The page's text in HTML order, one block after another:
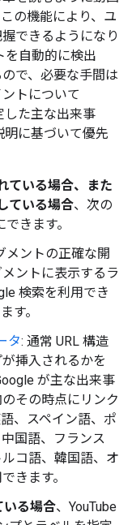
の機能により、ユ
できるようになり
を自動的に検出
で、必要な手間は
トについて
した主な出来事
明に基づいて優先
ている場合、また
ている場合、次の
きます。
メントの正確な開
ントに表示するラ
検索を利用でき
す。
タ: 通常 URL 構造
挿入されるかを
が主な出来事
その時点にリンク
、スペイン語、ポ
国語、フランス
コ語、韓国語、オ
きます。
いる場合、YouTube